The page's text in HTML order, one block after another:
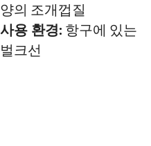
양의 조개껍질
사용 환경:항구에 있는
벌크선